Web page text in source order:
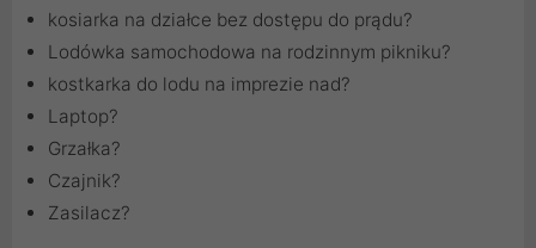
kosiarka na działce bez dostępu do prądu?
Lodówka samochodowa na rodzinnym pikniku?
kostkarka do lodu na imprezie nad?
Laptop?
Grzałka?
Czajnik?
Zasilacz?